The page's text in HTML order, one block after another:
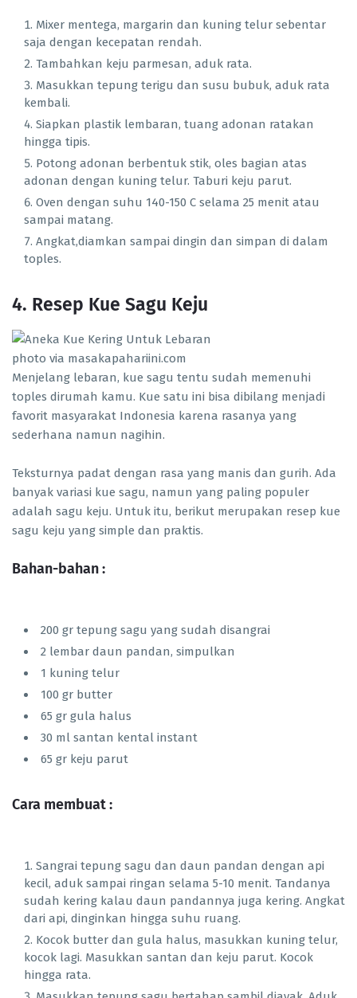
Mixer mentega, margarin dan kuning telur sebentar
saja dengan kecepatan rendah.
Tambahkan keju parmesan, aduk rata.
Masukkan tepung terigu dan susu bubuk, aduk rata
kembali.
Siapkan plastik lembaran, tuang adonan ratakan
hingga tipis.
Potong adonan berbentuk stik, oles bagian atas
adonan dengan kuning telur. Taburi keju parut.
Oven dengan suhu 140-150 C selama 25 menit atau
sampai matang.
Angkat,diamkan sampai dingin dan simpan di dalam
toples.
4. Resep Kue Sagu Keju
photo via masakapahariini.com
Menjelang lebaran, kue sagu tentu sudah memenuhi
toples dirumah kamu. Kue satu ini bisa dibilang menjadi
favorit masyarakat Indonesia karena rasanya yang
sederhana namun nagihin.
Teksturnya padat dengan rasa yang manis dan gurih. Ada
banyak variasi kue sagu, namun yang paling populer
adalah sagu keju. Untuk itu, berikut merupakan resep kue
sagu keju yang simple dan praktis.
Bahan-bahan :
200 gr tepung sagu yang sudah disangrai
2 lembar daun pandan, simpulkan
1 kuning telur
100 gr butter
65 gr gula halus
30 ml santan kental instant
65 gr keju parut
Cara membuat :
Sangrai tepung sagu dan daun pandan dengan api
kecil, aduk sampai ringan selama 5-10 menit. Tandanya
sudah kering kalau daun pandannya juga kering. Angkat
dari api, dinginkan hingga suhu ruang.
Kocok butter dan gula halus, masukkan kuning telur,
kocok lagi. Masukkan santan dan keju parut. Kocok
hingga rata.